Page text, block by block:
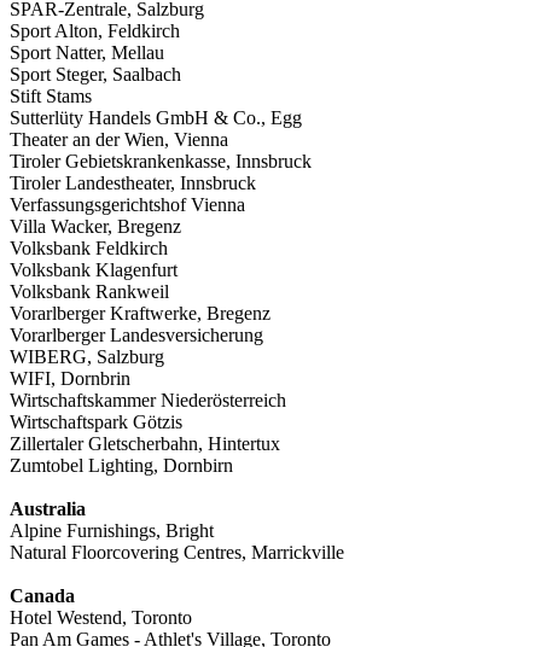
SPAR-Zentrale, Salzburg
Sport Alton, Feldkirch
Sport Natter, Mellau
Sport Steger, Saalbach
Stift Stams
Sutterlüty Handels GmbH & Co., Egg
Theater an der Wien, Vienna
Tiroler Gebietskrankenkasse, Innsbruck
Tiroler Landestheater, Innsbruck
Verfassungsgerichtshof Vienna
Villa Wacker, Bregenz
Volksbank Feldkirch
Volksbank Klagenfurt
Volksbank Rankweil
Vorarlberger Kraftwerke, Bregenz
Vorarlberger Landesversicherung
WIBERG, Salzburg
WIFI, Dornbrin
Wirtschaftskammer Niederösterreich
Wirtschaftspark Götzis
Zillertaler Gletscherbahn, Hintertux
Zumtobel Lighting, Dornbirn
Australia
Alpine Furnishings, Bright
Natural Floorcovering Centres, Marrickville
Canada
Hotel Westend, Toronto
Pan Am Games - Athlet's Village, Toronto